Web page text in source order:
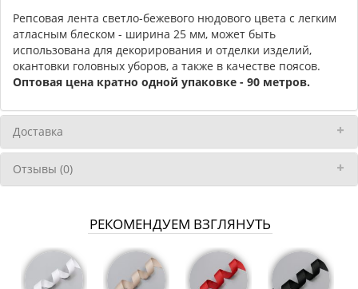
Репсовая лента светло-бежевого нюдового цвета с легким
атласным блеском - ширина 25 мм, может быть
использована для декорирования и отделки изделий,
окантовки головных уборов, а также в качестве поясов.
Оптовая цена кратно одной упаковке - 90 метров.
Доставка
Отзывы (0)
РЕКОМЕНДУЕМ ВЗГЛЯНУТЬ